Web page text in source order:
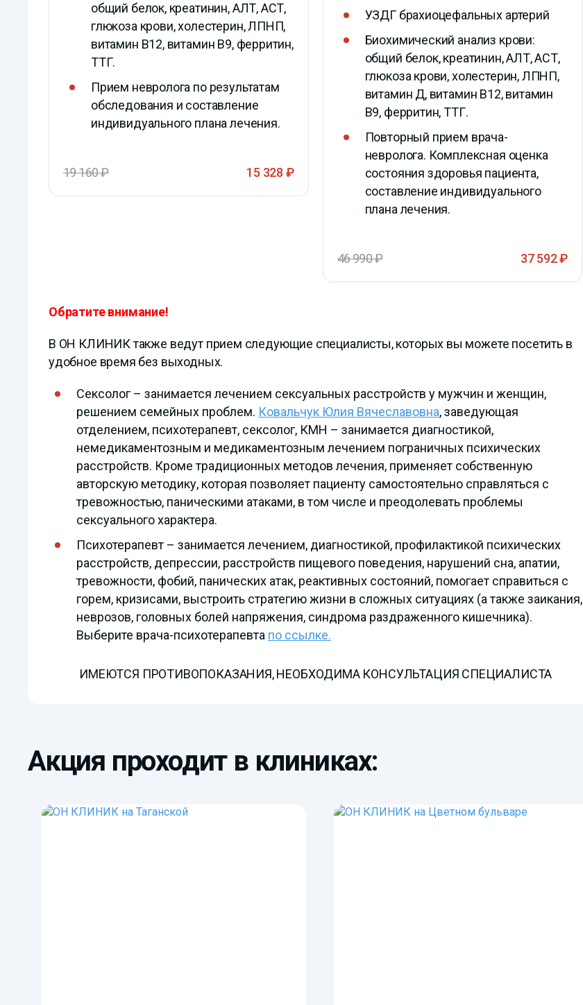
общий белок, креатинин, АЛТ, АСТ,
глюкоза крови, холестерин, ЛПНП,
витамин В12, витамин В9, ферритин,
ТТГ.
Прием невролога по результатам
обследования и составление
индивидуального плана лечения.
19 160 ₽ 15 328 ₽
УЗДГ брахиоцефальных артерий
Биохимический анализ крови:
общий белок, креатинин, АЛТ, АСТ,
глюкоза крови, холестерин, ЛПНП,
витамин Д, витамин В12, витамин
В9, ферритин, ТТГ.
Повторный прием врача-
невролога. Комплексная оценка
состояния здоровья пациента,
составление индивидуального
плана лечения.
46 990 ₽ 37 592 ₽
Обратите внимание!
В ОН КЛИНИК также ведут прием следующие специалисты, которых вы можете посетить в
удобное время без выходных.
Сексолог – занимается лечением сексуальных расстройств у мужчин и женщин,
решением семейных проблем. Ковальчук Юлия Вячеславовна, заведующая
отделением, психотерапевт, сексолог, КМН – занимается диагностикой,
немедикаментозным и медикаментозным лечением пограничных психических
расстройств. Кроме традиционных методов лечения, применяет собственную
авторскую методику, которая позволяет пациенту самостоятельно справляться с
тревожностью, паническими атаками, в том числе и преодолевать проблемы
сексуального характера.
Психотерапевт – занимается лечением, диагностикой, профилактикой психических
расстройств, депрессии, расстройств пищевого поведения, нарушений сна, апатии,
тревожности, фобий, панических атак, реактивных состояний, помогает справиться с
горем, кризисами, выстроить стратегию жизни в сложных ситуациях (а также заикания,
неврозов, головных болей напряжения, синдрома раздраженного кишечника).
Выберите врача-психотерапевта по ссылке.
ИМЕЮТСЯ ПРОТИВОПОКАЗАНИЯ, НЕОБХОДИМА КОНСУЛЬТАЦИЯ СПЕЦИАЛИСТА
Акция проходит в клиниках: